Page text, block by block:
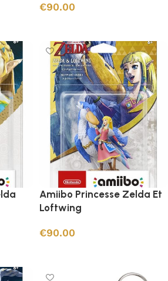
€90.00
Amiibo Princesse Zelda Et
Loftwing
€90.00